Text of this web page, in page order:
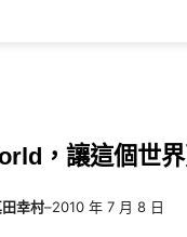
，讓這個世
幸村–2010 年 7 月 8 日